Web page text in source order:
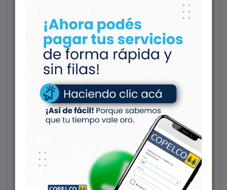
Conectando el Futuro:
Expansión de Fibra Óptica en
el B° Unión